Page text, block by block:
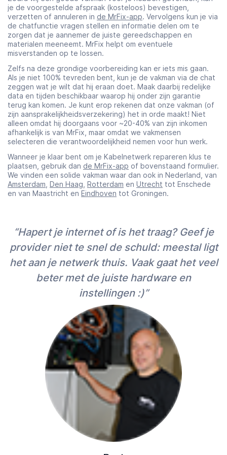
je de voorgestelde afspraak (kosteloos) bevestigen,
verzetten of annuleren in de MrFix-app. Vervolgens kun je via
de chatfunctie vragen stellen en informatie delen om te
zorgen dat je aannemer de juiste gereedschappen en
materialen meeneemt. MrFix helpt om eventuele
misverstanden op te lossen.
Zelfs na deze grondige voorbereiding kan er iets mis gaan.
Als je niet 100% tevreden bent, kun je de vakman via de chat
zeggen wat je wilt dat hij eraan doet. Maak daarbij redelijke
data en tijden beschikbaar waarop hij onder zijn garantie
terug kan komen. Je kunt erop rekenen dat onze vakman (of
zijn aansprakelijkheidsverzekering) het in orde maakt! Niet
alleen omdat hij doorgaans voor ~20-40% van zijn inkomen
afhankelijk is van MrFix, maar omdat we vakmensen
selecteren die verantwoordelijkheid nemen voor hun werk.
Wanneer je klaar bent om je Kabelnetwerk repareren klus te
plaatsen, gebruik dan de MrFix-app of bovenstaand formulier.
We vinden een solide vakman waar dan ook in Nederland, van
Amsterdam Den Haag Rotterdam en Utrecht tot Enschede
en van Maastricht en Eindhoven tot Groningen.
“Hapert je internet of is het traag? Geef je
provider niet te snel de schuld: meestal ligt
het aan je netwerk thuis. Vaak gaat het veel
beter met de juiste hardware en
instellingen :)”